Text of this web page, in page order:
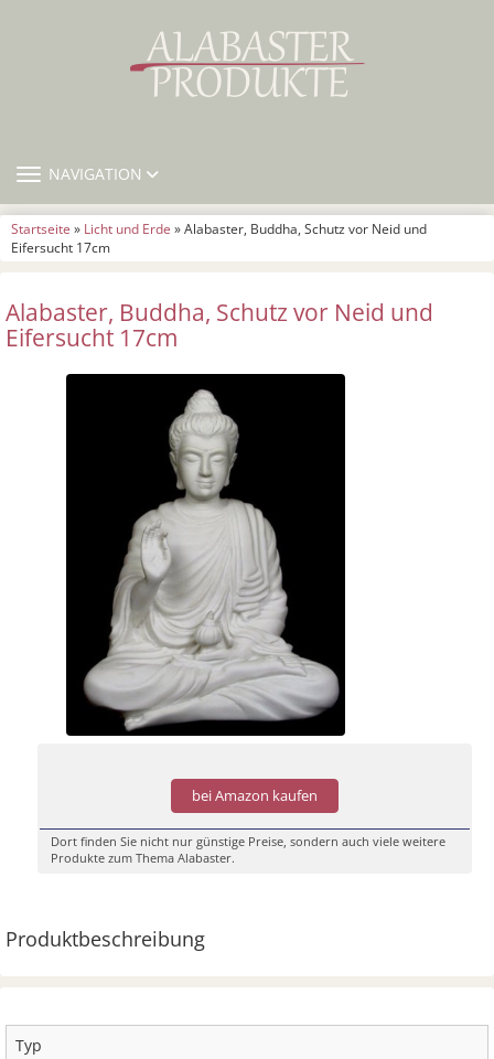
TOGGLE NAVIGATION
NAVIGATION
Startseite » Licht und Erde » Alabaster, Buddha, Schutz vor Neid und
Eifersucht 17cm
Alabaster, Buddha, Schutz vor Neid und
Eifersucht 17cm
bei Amazon kaufen
Dort finden Sie nicht nur günstige Preise, sondern auch viele weitere
Produkte zum Thema Alabaster.
Produktbeschreibung
Typ